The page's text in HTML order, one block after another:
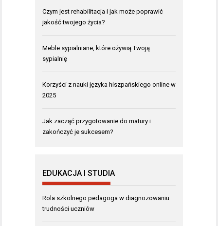
Czym jest rehabilitacja i jak może poprawić
jakość twojego życia?
Meble sypialniane, które ożywią Twoją
sypialnię
Korzyści z nauki języka hiszpańskiego online w
2025
Jak zacząć przygotowanie do matury i
zakończyć je sukcesem?
EDUKACJA I STUDIA
Rola szkolnego pedagoga w diagnozowaniu
trudności uczniów